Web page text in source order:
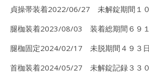
貞操帯装着2022/06/27 未解錠期間１
腿枷装着2023/08/03 装着総期間６９
腿枷固定2024/02/17 未脱期間４９３
首枷装着2024/05/27 未解錠記録３３